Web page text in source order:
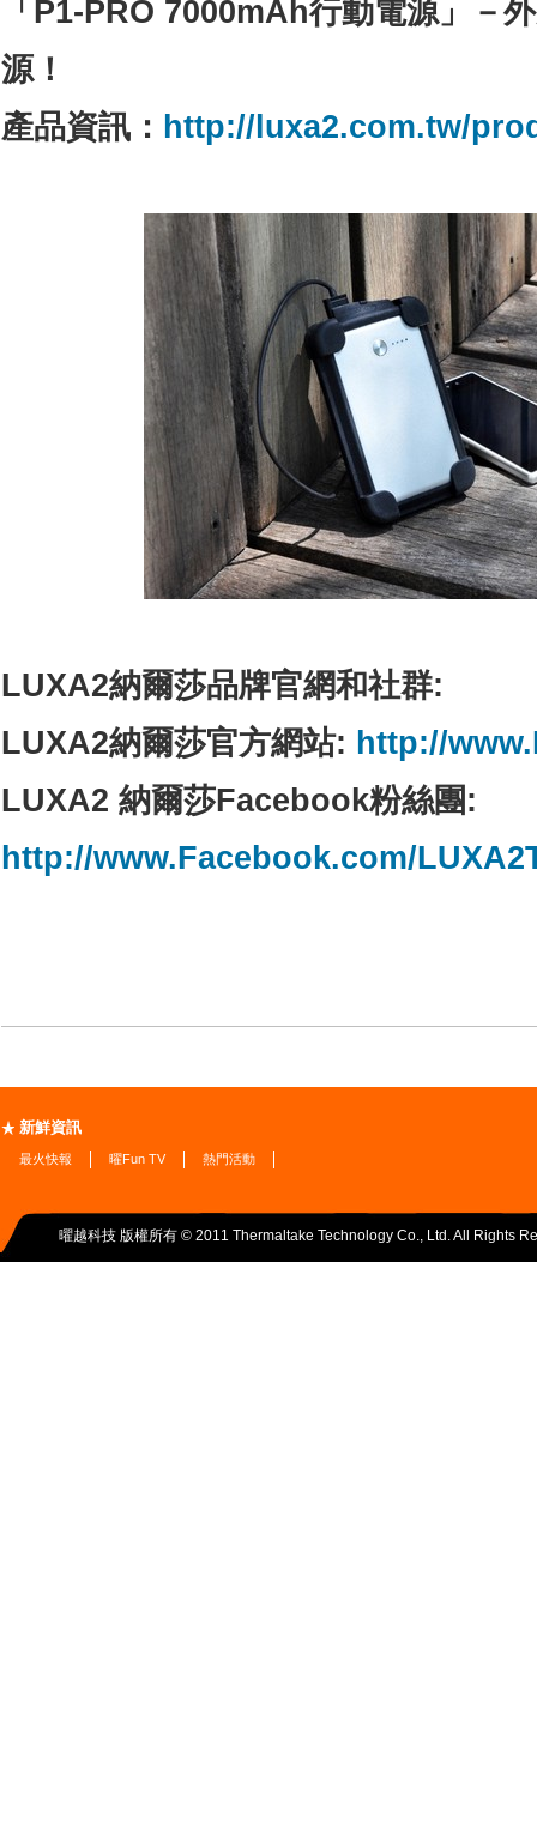
「 P1-PRO 7000mAh行動電源」－
源！
產品資訊： http://luxa2.com.tw/
LUXA2納爾莎品牌官網和社群:
LUXA2納爾莎官方網站: http://
LUXA2 納爾莎Facebook粉絲團:
http://www.Facebook.com/
新鮮資訊
最火快報 曜Fun TV 熱門活動
曜越科技 版權所有 © 2011 Thermaltake Technology Co., Ltd. All Rights